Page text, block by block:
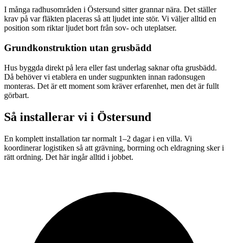
I många radhusområden i Östersund sitter grannar nära. Det ställer
krav på var fläkten placeras så att ljudet inte stör. Vi väljer alltid en
position som riktar ljudet bort från sov- och uteplatser.
Grundkonstruktion utan grusbädd
Hus byggda direkt på lera eller fast underlag saknar ofta grusbädd.
Då behöver vi etablera en under sugpunkten innan radonsugen
monteras. Det är ett moment som kräver erfarenhet, men det är fullt
görbart.
Så installerar vi i Östersund
En komplett installation tar normalt 1–2 dagar i en villa. Vi
koordinerar logistiken så att grävning, borrning och eldragning sker i
rätt ordning. Det här ingår alltid i jobbet.